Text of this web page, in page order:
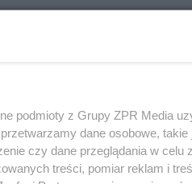
podmioty z Grupy ZPR Media
dane osobowe, takie
czy dane przeglądania w celu
treści, pomiar reklam i